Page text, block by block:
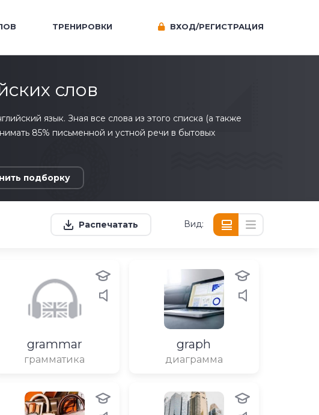
ВХОД/РЕГИСТРАЦИЯ
ТРЕНИРОВКИ
слов
язык. Зная все слова из этого списка (а также
85% письменной и устной речи в бытовых
подборку
Распечатать Вид:
grammar
грамматика
graph
диаграмма